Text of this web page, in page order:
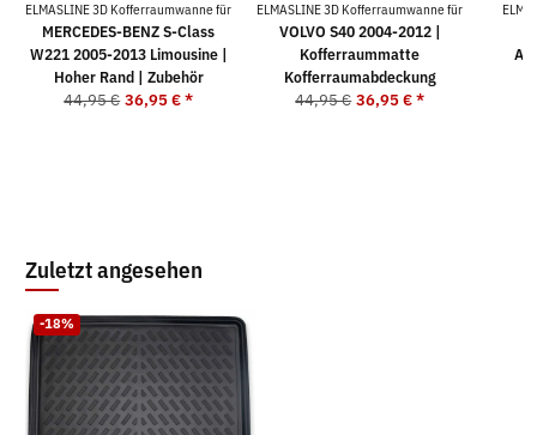
ELMASLINE 3D Kofferraumwanne für
MERCEDES-BENZ S-Class
W221 2005-2013 Limousine |
Hoher Rand | Zubehör
44,95 € 36,95 €*
ELMASLINE 3D Kofferraumwanne für
VOLVO S40 2004-2012 |
Kofferraummatte
Kofferraumabdeckung
44,95 € 36,95 €*
Zuletzt angesehen
-18%